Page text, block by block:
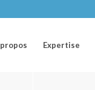
Expertise